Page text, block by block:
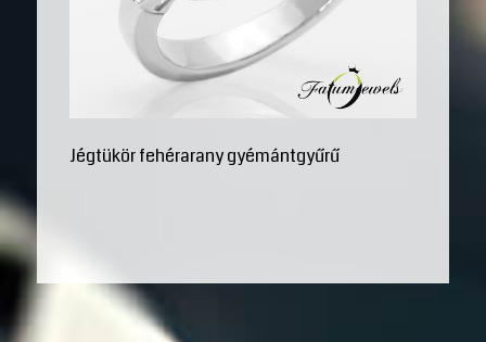
Jégtükör fehérarany gyémántgyűrű